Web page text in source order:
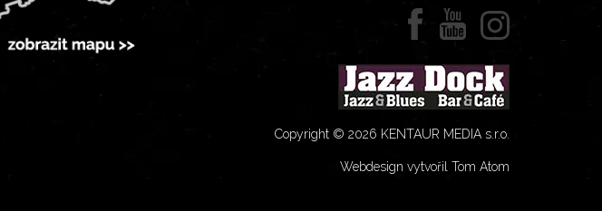
Copyright © 2026 KENTAUR MEDIA s.r.o.
Webdesign vytvořil Tom Atom